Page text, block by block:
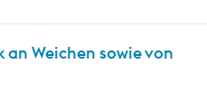
Weichen sowie von